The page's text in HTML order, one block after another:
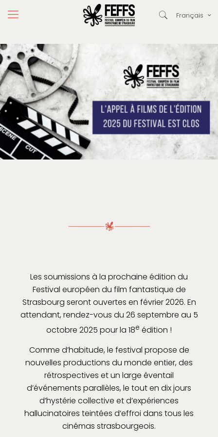
Français
Les soumissions à la prochaine édition du
Festival européen du film fantastique de
Strasbourg seront ouvertes en février 2026. En
attendant, rendez-vous du 26 septembre au 5
octobre 2025 pour la 18e édition !
Comme d’habitude, le festival propose de
nouvelles productions du monde entier, des
rétrospectives et un large éventail
d’événements parallèles, le tout en dix jours
d’hystérie collective et d’expériences
hallucinatoires teintées d’effroi dans tous les
cinémas strasbourgeois.